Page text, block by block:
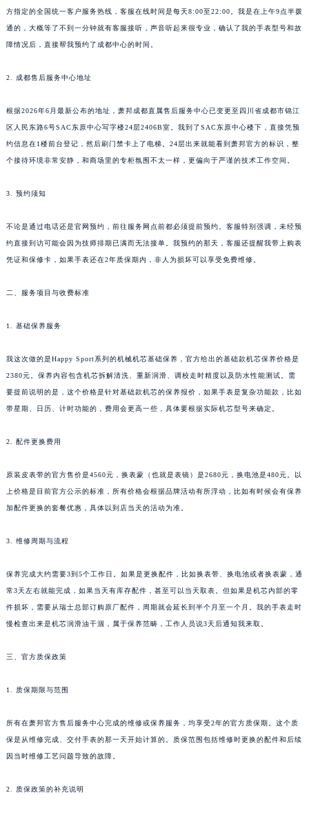
方指定的全国统一客户服务热线，客服在线时间是每天8:00至22:00。我是在上午9点半拨
通的，大概等了不到一分钟就有客服接听，声音听起来很专业，确认了我的手表型号和故
障情况后，直接帮我预约了成都中心的时间。
2. 成都售后服务中心地址
根据2026年6月最新公布的地址，萧邦成都直属售后服务中心已变更至四川省成都市锦江
区人民东路6号SAC东原中心写字楼24层2406B室。我到了SAC东原中心楼下，直接凭预
约信息在1楼前台登记，然后刷门禁卡上了电梯。24层出来就能看到萧邦官方的标识，整
个接待环境非常安静，和商场里的专柜氛围不太一样，更偏向于严谨的技术工作空间。
3. 预约须知
不论是通过电话还是官网预约，前往服务网点前都必须提前预约。客服特别强调，未经预
约直接到访可能会因为技师排期已满而无法接单。我预约的那天，客服还提醒我带上购表
凭证和保修卡，如果手表还在2年质保期内，非人为损坏可以享受免费维修。
二、服务项目与收费标准
1. 基础保养服务
我这次做的是Happy Sport系列的机械机芯基础保养，官方给出的基础款机芯保养价格是
2380元。保养内容包含机芯拆解清洗、重新润滑、调校走时精度以及防水性能测试。需
要提前说明的是，这个价格是针对基础款机芯的保养报价，如果手表是复杂功能款，比如
带星期、日历、计时功能的，费用会更高一些，具体要根据实际机芯型号来确定。
2. 配件更换费用
原装皮表带的官方售价是4560元，换表蒙（也就是表镜）是2680元，换电池是480元。以
上价格是目前官方公示的标准，所有价格会根据品牌活动有所浮动，比如有时候会有保养
加配件更换的套餐优惠，具体以到店当天的活动为准。
3. 维修周期与流程
保养完成大约需要3到5个工作日。如果是更换配件，比如换表带、换电池或者换表蒙，通
常3天左右就能完成，如果当天有库存配件，甚至可以当天取表。但如果是机芯内部的零
件损坏，需要从瑞士总部订购原厂配件，周期就会延长到半个月至一个月。我的手表走时
慢检查出来是机芯润滑油干涸，属于保养范畴，工作人员说3天后通知我来取。
三、官方质保政策
1. 质保期限与范围
所有在萧邦官方售后服务中心完成的维修或保养服务，均享受2年的官方质保期。这个质
保是从维修完成、交付手表的那一天开始计算的。质保范围包括维修时更换的配件和后续
因当时维修工艺问题导致的故障。
2. 质保政策的补充说明